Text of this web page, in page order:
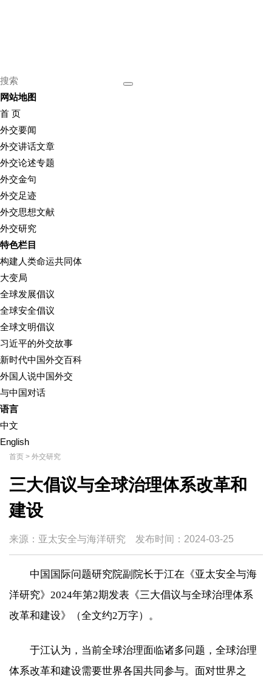
网站地图
首 页
外交要闻
外交讲话文章
外交论述专题
外交金句
外交足迹
外交思想文献
外交研究
特色栏目
构建人类命运共同体
大变局
全球发展倡议
全球安全倡议
全球文明倡议
习近平的外交故事
新时代中国外交百科
外国人说中国外交
与中国对话
语言
中文
English
首页 > 外交研究
三大倡议与全球治理体系改革和
建设
来源：亚太安全与海洋研究 发布时间： 2024-03-25
中国国际问题研究院副院长于江在《亚太安全与海
洋研究》2024年第2期发表《三大倡议与全球治理体系
改革和建设》（全文约2万字）。
于江认为，当前全球治理面临诸多问题，全球治理
体系改革和建设需要世界各国共同参与。面对世界之